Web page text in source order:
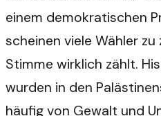
einem demokratischen
scheinen viele Wähler zu
Stimme wirklich zählt.
wurden in den
häufig von Gewalt und